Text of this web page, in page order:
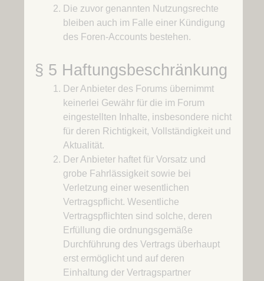
Die zuvor genannten Nutzungsrechte
bleiben auch im Falle einer Kündigung
des Foren-Accounts bestehen.
§ 5 Haftungsbeschränkung
Der Anbieter des Forums übernimmt
keinerlei Gewähr für die im Forum
eingestellten Inhalte, insbesondere nicht
für deren Richtigkeit, Vollständigkeit und
Aktualität.
Der Anbieter haftet für Vorsatz und
grobe Fahrlässigkeit sowie bei
Verletzung einer wesentlichen
Vertragspflicht. Wesentliche
Vertragspflichten sind solche, deren
Erfüllung die ordnungsgemäße
Durchführung des Vertrags überhaupt
erst ermöglicht und auf deren
Einhaltung der Vertragspartner